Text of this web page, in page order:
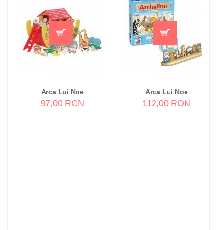
Arca Lui Noe
97,00 RON
Arca Lui Noe
112,00 RON